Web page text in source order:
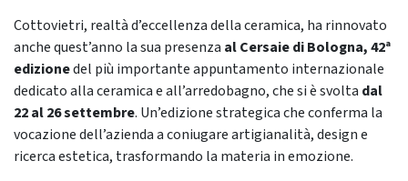
Cottovietri, realtà d’eccellenza della ceramica, ha rinnovato
anche quest’anno la sua presenza al Cersaie di Bologna, 42ª
edizionedel più importante appuntamento internazionale
dedicato alla ceramica e all’arredobagno, che si è svolta dal
22 al 26 settembre. Un’edizione strategica che conferma la
vocazione dell’azienda a coniugare artigianalità, design e
ricerca estetica, trasformando la materia in emozione.